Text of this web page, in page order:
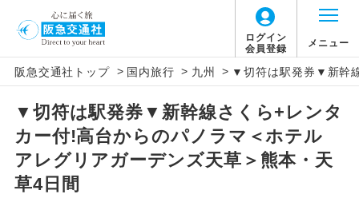
ログイン
会員登録
メニュー
阪急交通社トップ > 国内旅行 > 九州 > ▼切符は駅発券▼新幹
▼切符は駅発券▼新幹線さくら+レンタ
カー付!高台からのパノラマ＜ホテル
アレグリアガーデンズ天草＞熊本・天
草4日間
アイコン 説明
添乗員同行
往路出発空港（駅）から復路到着空港
（駅）まで同行します。
現地添乗員同
行